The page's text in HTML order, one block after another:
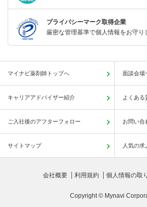
プライバシーマーク取得企業
厳密な管理基準で個人情報をお守り
マイナビ薬剤師トップへ 面談会場
キャリアアドバイザー紹介 よくある
ご入社後のアフターフォロー お問い合
サイトマップ 人気の
会社概要 利用規約 個人情報の取
Copyright © Mynavi